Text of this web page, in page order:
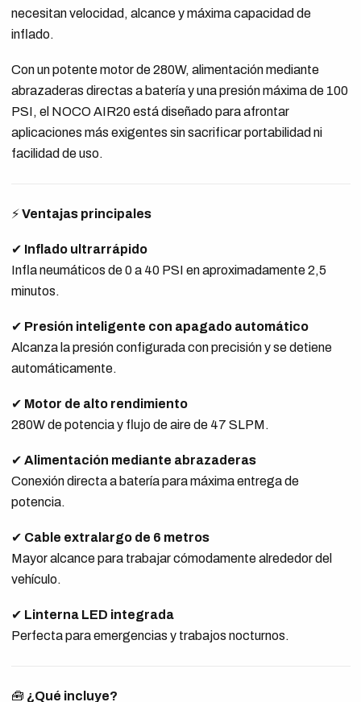
necesitan velocidad, alcance y máxima capacidad de
inflado.
Con un potente motor de 280W, alimentación mediante
abrazaderas directas a batería y una presión máxima de 100
PSI, el NOCO AIR20 está diseñado para afrontar
aplicaciones más exigentes sin sacrificar portabilidad ni
facilidad de uso.
⚡Ventajas principales
✔ Inflado ultrarrápido
Infla neumáticos de 0 a 40 PSI en aproximadamente 2,5
minutos.
✔ Presión inteligente con apagado automático
Alcanza la presión configurada con precisión y se detiene
automáticamente.
✔ Motor de alto rendimiento
280W de potencia y flujo de aire de 47 SLPM.
✔ Alimentación mediante abrazaderas
Conexión directa a batería para máxima entrega de
potencia.
✔ Cable extralargo de 6 metros
Mayor alcance para trabajar cómodamente alrededor del
vehículo.
✔ Linterna LED integrada
Perfecta para emergencias y trabajos nocturnos.
🧰 ¿Qué incluye?